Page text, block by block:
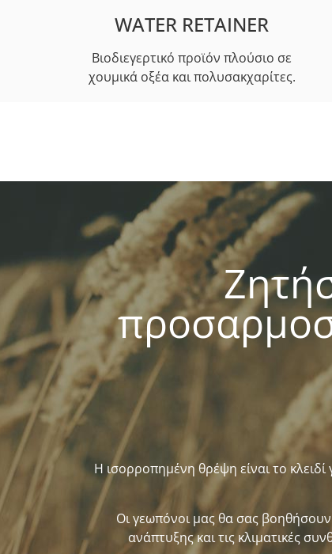
WATER RETAINER
Βιοδιεγερτικό προϊόν πλούσιο σε
χουμικά οξέα και πολυσακχαρίτες.
Η ισορροπημένη θρέψη είναι το
Οι γεωπόνοι μας θα σας
ανάπτυξης και τις κλιματικές